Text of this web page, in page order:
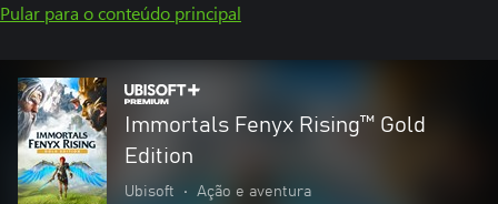
Pular para o conteúdo principal
Immortals Fenyx Rising™ Gold
Edition
Ubisoft • Ação e aventura